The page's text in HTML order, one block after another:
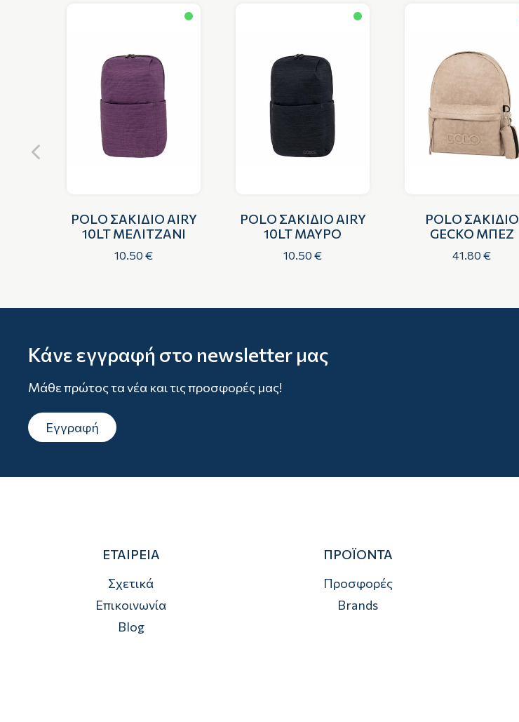
POLO ΣΑΚΙΔΙΟ AIRY
10LT ΜΕΛΙΤΖΑΝΙ
10.50 €
POLO ΣΑΚΙΔΙΟ AIRY
10LT ΜΑΥΡΟ
10.50 €
POLO ΣΑΚΙΔΙΟ
GECKO ΜΠΕΖ
41.80 €
Κάνε εγγραφή στο newsletter μας
Μάθε πρώτος τα νέα και τις προσφορές μας!
Εγγραφή
ΕΤΑΙΡΕΙΑ
Σχετικά
Επικοινωνία
Blog
ΠΡΟΪΟΝΤΑ
Προσφορές
Brands